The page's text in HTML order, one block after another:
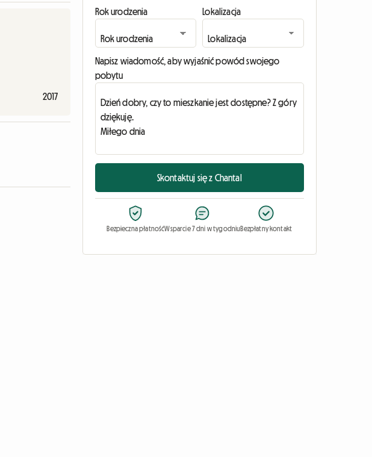
2017
Rok urodzenia Lokalizacja
Napisz wiadomość, aby wyjaśnić powód swojego
pobytu
Skontaktuj się z Chantal
Bezpieczna płatnośćWsparcie 7 dni w tygodniuBezpłatny kontakt